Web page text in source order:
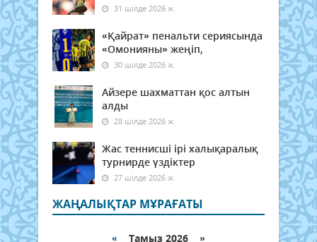
31 шілде 2026 ж.
«Қайрат» пенальти сериясында
«Омонияны» жеңіп,
30 шілде 2026 ж.
Айзере шахматтан қос алтын
алды
28 шілде 2026 ж.
Жас теннисші ірі халықаралық
турнирде үздіктер
27 шілде 2026 ж.
ЖАҢАЛЫҚТАР МҰРАҒАТЫ
« Тамыз 2026 »